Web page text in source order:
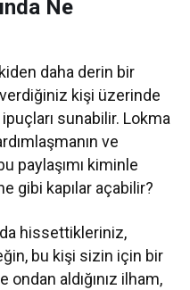
Ne
daha derin bir
kişi üzerinde
sunabilir. Lokma
ve
paylaşımı kiminle
gibi kapılar açabilir?
hissettikleriniz,
bu kişi sizin için bir
ondan aldığınız ilham,